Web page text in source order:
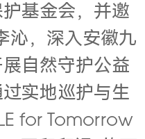
基金会，并邀
沁，深入安徽九
自然守护公益
实地巡护与生
for Tomorrow